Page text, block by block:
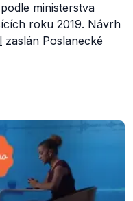
ministerstva
roku 2019. Návrh
zaslán Poslanecké